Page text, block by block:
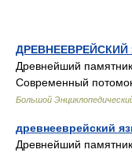
ДРЕВНЕЕВРЕЙСКИЙ
Древнейший
Современный
Большой
древнееврейский
Древнейший